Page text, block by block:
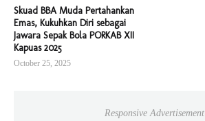
Skuad BBA Muda Pertahankan
Emas, Kukuhkan Diri sebagai
Jawara Sepak Bola PORKAB XII
Kapuas 2025
October 25, 2025
Responsive Advertisement